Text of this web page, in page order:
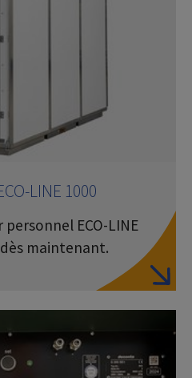
LINE 1000
ECO-LINE
maintenant.